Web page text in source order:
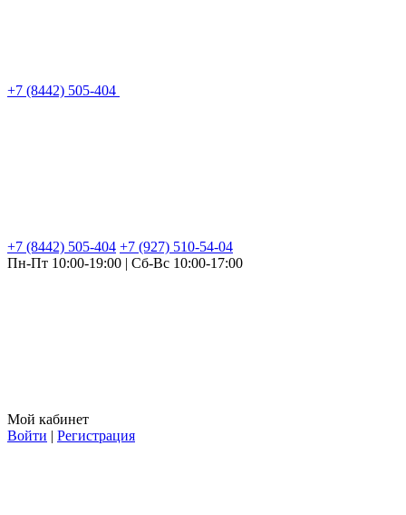
+7 (8442) 505-404
+7 (8442) 505-404 +7 (927) 510-54-04
Пн-Пт 10:00-19:00 | Сб-Вс 10:00-17:00
Мой кабинет
Войти | Регистрация